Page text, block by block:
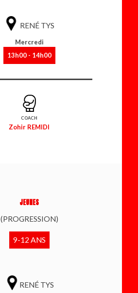
RENÉ TYS
Mercredi
13h00 - 14h00
COACH
Zohir REMIDI
JEUNES
(PROGRESSION)
9-12 ANS
RENÉ TYS